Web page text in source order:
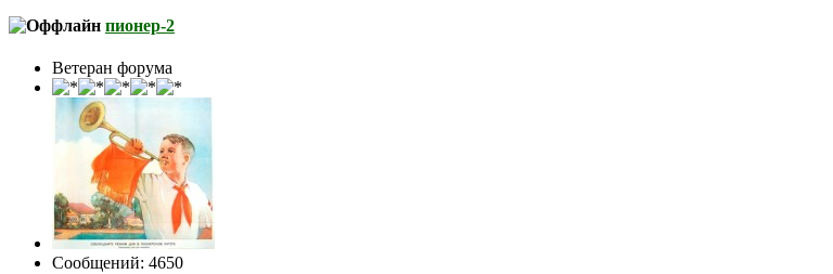
пионер-2
Ветеран форума
Сообщений: 4650